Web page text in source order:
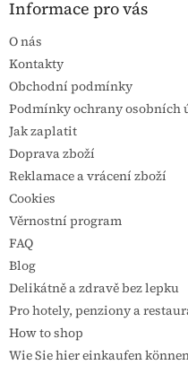
Informace pro vás
O nás
Kontakty
Obchodní podmínky
Podmínky ochrany osobních
Jak zaplatit
Doprava zboží
Reklamace a vrácení zboží
Cookies
Věrnostní program
FAQ
Blog
Delikátně a zdravě bez lepku
Pro hotely, penziony a
How to shop
Wie Sie hier einkaufen